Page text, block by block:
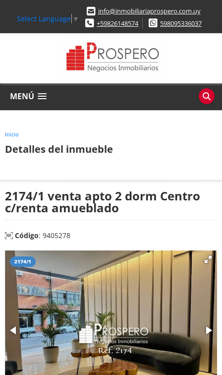
Select Language ▼
info@inmobiliariaprospero.com.uy
+59826148574
598095336037
MENÚ
Inicio
Detalles del inmueble
2174/1 venta apto 2 dorm Centro
c/renta amueblado
Código: 9405278
2174/1